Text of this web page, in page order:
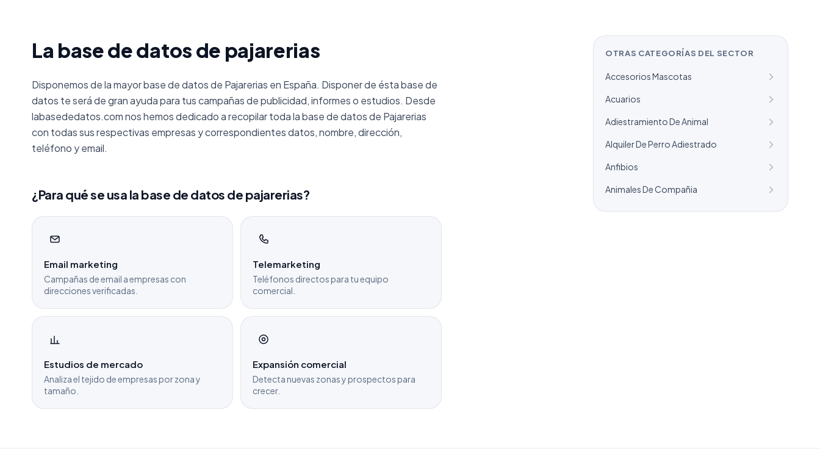
La base de datos de pajarerias
Disponemos de la mayor base de datos de Pajarerias en España. Disponer de ésta base de
datos te será de gran ayuda para tus campañas de publicidad, informes o estudios. Desde
labasededatos.com nos hemos dedicado a recopilar toda la base de datos de Pajarerias
con todas sus respectivas empresas y correspondientes datos, nombre, dirección,
teléfono y email.
¿Para qué se usa la base de datos de pajarerias?
Email marketing
Campañas de email a empresas con
direcciones verificadas.
Telemarketing
Teléfonos directos para tu equipo
comercial.
Estudios de mercado
Analiza el tejido de empresas por zona y
tamaño.
Expansión comercial
Detecta nuevas zonas y prospectos para
crecer.
OTRAS CATEGORÍAS DEL SECTOR
Accesorios Mascotas
Acuarios
Adiestramiento De Animal
Alquiler De Perro Adiestrado
Anfibios
Animales De Compañia